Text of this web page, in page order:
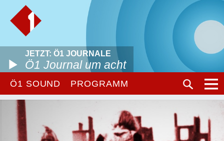
JETZT: Ö1 JOURNALE
Ö1 Journal um acht
Ö1 SOUND PROGRAMM